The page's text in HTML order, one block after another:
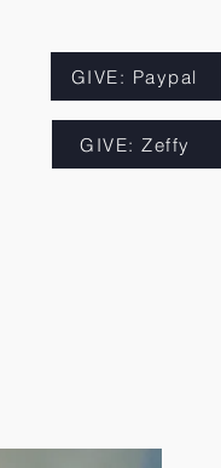
GIVE: Paypal
GIVE: Zeffy